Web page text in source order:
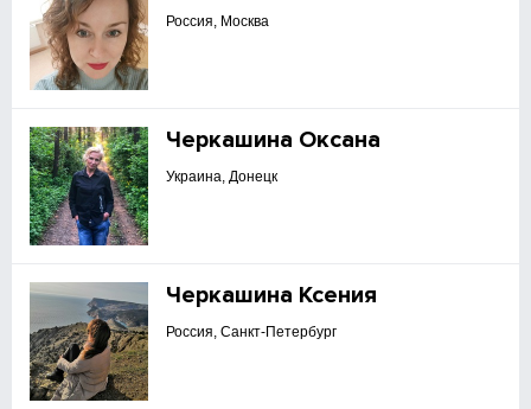
Россия, Москва
Черкашина Оксана
Украина, Донецк
Черкашина Ксения
Россия, Санкт-Петербург